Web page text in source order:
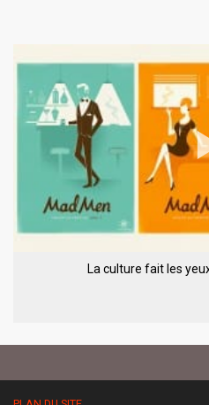
La culture fait les